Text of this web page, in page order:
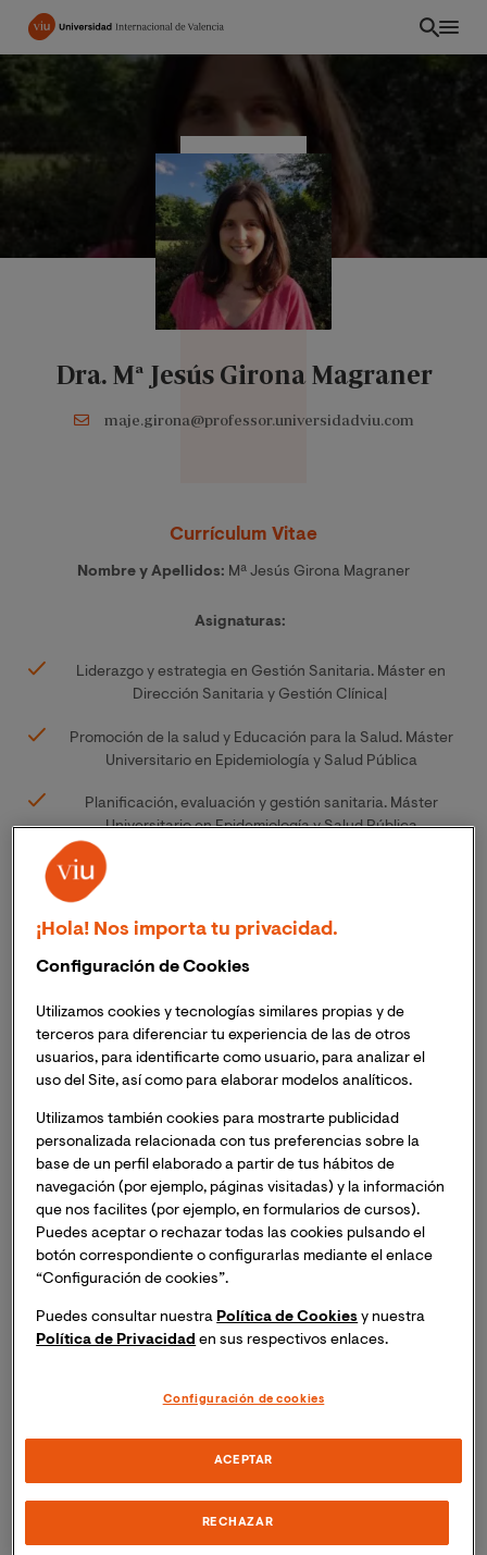
Pasar
contenido
principal
Dra. Mª Jesús Girona Magraner
maje.girona@professor.universidadviu.com
Currículum Vitae
Nombre y Apellidos: Mª Jesús Girona Magraner
Asignaturas:
Liderazgo y estrategia en Gestión Sanitaria. Máster en
Dirección Sanitaria y Gestión Clínica|
Promoción de la salud y Educación para la Salud. Máster
Universitario en Epidemiología y Salud Pública
Planificación, evaluación y gestión sanitaria. Máster
Universitario en Epidemiología y Salud Pública
Comunicación, tecnología de la comunicación y aspectos
ético-legales. Máster Universitario en Epidemiología y
Titulación, institución y año de finalización:
2022 // Diploma Superior en Gestión y Políticas de Salud
Internacional y Soberanía Sanitaria.
2021 // Máster Promoción de la Salud y Salud
2013 - 2017 // Doctora por la Universidad Pública de
Navarra. Especializada en Antropología de la Salud y
Género. Universidad Pública de Navarra / Berkeley
University / Universidad Complutense de Madrid
Estancia investigación de tres meses en la Universidad de
California, Berkeley.
Estancia investigación de ocho meses en la Universidad
Complutense de Madrid.
Escuela de formación ONU Mujeres.
2008 - 2010 // Licenciada de Antropología social y
¡Hola! Nos importa tu privacidad.
Configuración de Cookies
Utilizamos cookies y tecnologías similares propias y de
terceros para diferenciar tu experiencia de las de otros
usuarios, para identificarte como usuario, para analizar el
uso del Site, así como para elaborar modelos analíticos.
Utilizamos también cookies para mostrarte publicidad
personalizada relacionada con tus preferencias sobre la
base de un perfil elaborado a partir de tus hábitos de
navegación (por ejemplo, páginas visitadas) y la información
que nos facilites (por ejemplo, en formularios de cursos).
Puedes aceptar o rechazar todas las cookies pulsando el
botón correspondiente o configurarlas mediante el enlace
“Configuración de cookies”.
Puedes consultar nuestra Política de Cookies y nuestra
Política de Privacidad en sus respectivos enlaces.
Configuración de cookies
RECHAZAR
ACEPTAR